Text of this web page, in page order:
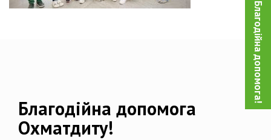
Благодійна допомога!
Благодійна допомога
Охматдиту!